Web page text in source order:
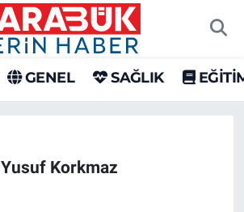
GENEL SAĞLIK
Yusuf Korkmaz
Durumu
Yoğunluk Haritası
Durumu ve Fikstür